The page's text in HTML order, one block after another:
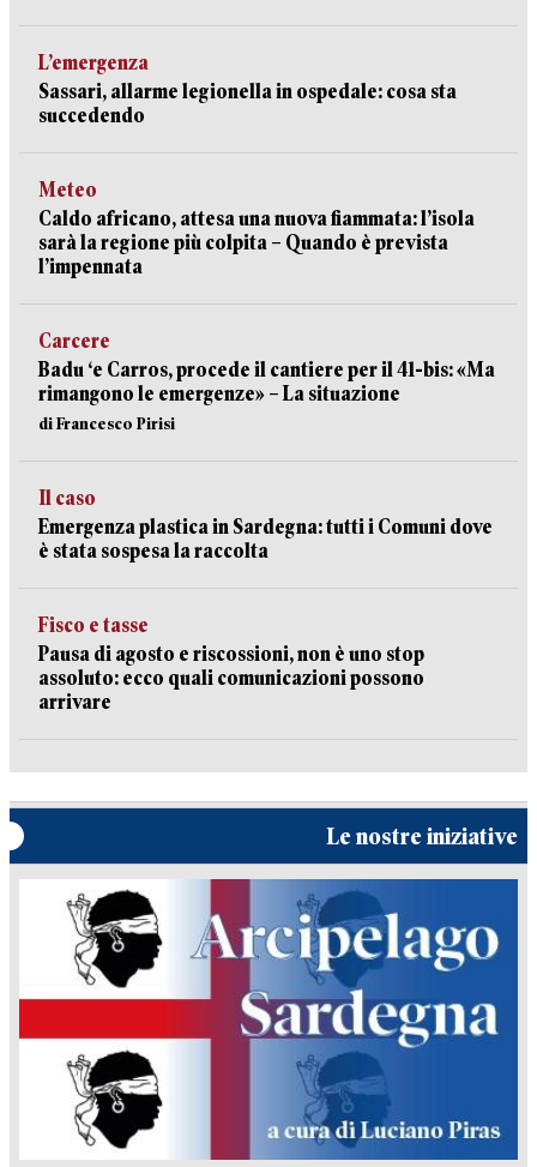
L’emergenza
Sassari, allarme legionella in ospedale: cosa sta
succedendo
Meteo
Caldo africano, attesa una nuova fiammata: l’isola
sarà la regione più colpita – Quando è prevista
l’impennata
Carcere
Badu ‘e Carros, procede il cantiere per il 41-bis: «Ma
rimangono le emergenze» – La situazione
di Francesco Pirisi
Il caso
Emergenza plastica in Sardegna: tutti i Comuni dove
è stata sospesa la raccolta
Fisco e tasse
Pausa di agosto e riscossioni, non è uno stop
assoluto: ecco quali comunicazioni possono
arrivare
Le nostre iniziative